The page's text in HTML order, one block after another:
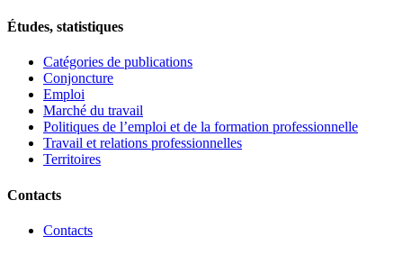
Études, statistiques
Catégories de publications
Conjoncture
Emploi
Marché du travail
Politiques de l’emploi et de la formation professionnelle
Travail et relations professionnelles
Territoires
Contacts
Contacts